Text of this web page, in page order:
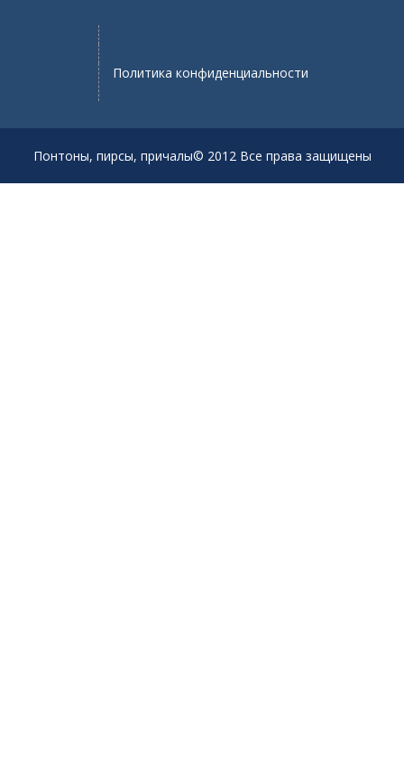
Политика конфиденциальности
Понтоны, пирсы, причалы© 2012 Все права защищены